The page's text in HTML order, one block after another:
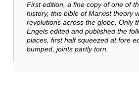
First edition, a fine copy of one of
history, this bible of Marxist theory
revolutions across the globe. Only
Engels edited and published the
places, first half squeezed at fore
bumped, joints partly torn.